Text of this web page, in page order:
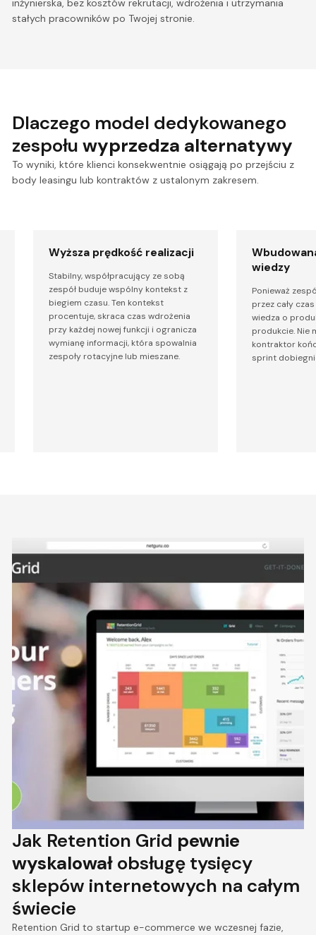
inżynierska, bez kosztów rekrutacji, wdrożenia i utrzymania
stałych pracowników po Twojej stronie.
Dlaczego model dedykowanego
zespołuwyprzedza alternatywy
To wyniki, które klienci konsekwentnie osiągają po przejściu z
body leasingu lub kontraktów z ustalonym zakresem.
Wyższa prędkość realizacji
Stabilny, współpracujący ze sobą
zespół buduje wspólny kontekst z
biegiem czasu. Ten kontekst
procentuje, skraca czas wdrożenia
przy każdej nowej funkcji i ogranicza
wymianę informacji, która spowalnia
zespoły rotacyjne lub mieszane.
wiedzy
Ponieważ
przez cały
wiedza o
produkcie. Nie
kontraktor
sprint
Jak Retention Grid pewnie
wyskalował obsługę tysięcy
sklepów internetowych na całym
świecie
Retention Grid to startup e-commerce we wczesnej fazie,